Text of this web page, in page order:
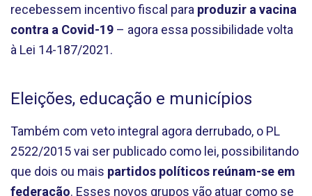
recebessem incentivo fiscal para produzir a vacina
contra a Covid-19 – agora essa possibilidade volta
à Lei 14-187/2021.
Eleições, educação e municípios
Também com veto integral agora derrubado, o PL
2522/2015 vai ser publicado como lei, possibilitando
que dois ou mais partidos políticos reúnam-se em
federação. Esses novos grupos vão atuar como se